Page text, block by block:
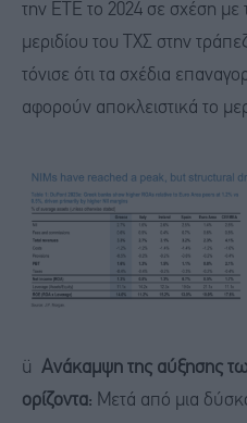
την ΕΤΕ το 2024 σε σχέση με
μεριδίου του ΤΧΣ στην
τόνισε ότι τα σχέδια
αφορούν αποκλειστικά το
ü Ανάκαμψη της αύξησης
ορίζοντα: Μετά από μια